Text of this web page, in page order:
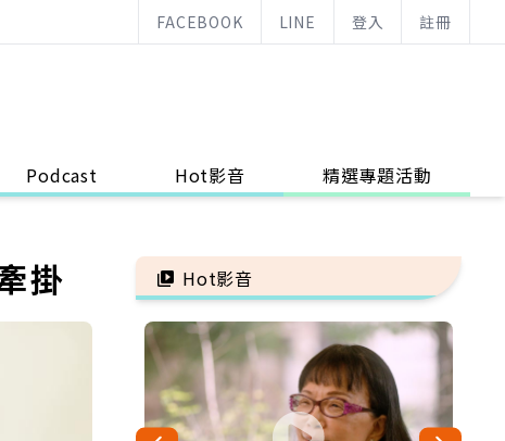
FACEBOOK LINE 登入 註冊
Podcast Hot影音 精選專題活動
掛 Hot影音